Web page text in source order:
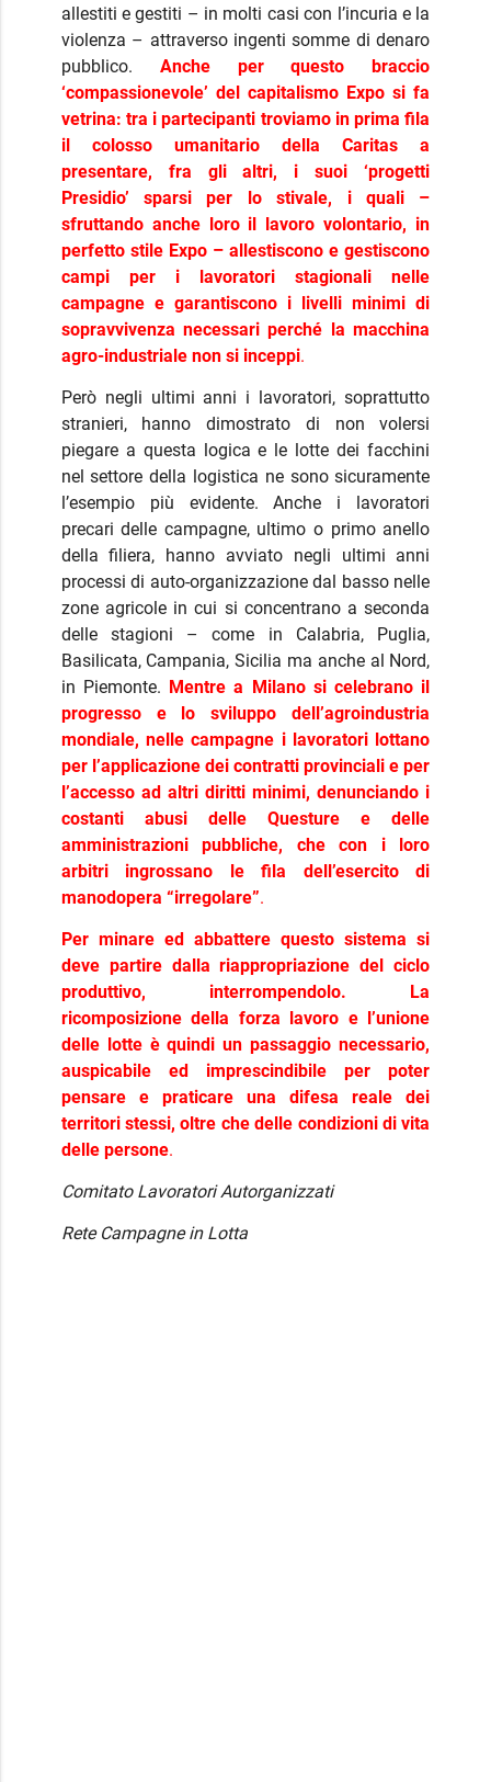
allestiti e gestiti – in molti casi con l’incuria e la
violenza – attraverso ingenti somme di denaro
pubblico. Anche per questo braccio
‘compassionevole’ del capitalismo Expo si fa
vetrina: tra i partecipanti troviamo in prima fila
il colosso umanitario della Caritas a
presentare, fra gli altri, i suoi ‘progetti
Presidio’ sparsi per lo stivale, i quali –
sfruttando anche loro il lavoro volontario, in
perfetto stile Expo – allestiscono e gestiscono
campi per i lavoratori stagionali nelle
campagne e garantiscono i livelli minimi di
sopravvivenza necessari perché la macchina
agro-industriale non si inceppi.
Però negli ultimi anni i lavoratori, soprattutto
stranieri, hanno dimostrato di non volersi
piegare a questa logica e le lotte dei facchini
nel settore della logistica ne sono sicuramente
l’esempio più evidente. Anche i lavoratori
precari delle campagne, ultimo o primo anello
della filiera, hanno avviato negli ultimi anni
processi di auto-organizzazione dal basso nelle
zone agricole in cui si concentrano a seconda
delle stagioni – come in Calabria, Puglia,
Basilicata, Campania, Sicilia ma anche al Nord,
in Piemonte. Mentre a Milano si celebrano il
progresso e lo sviluppo dell’agroindustria
mondiale, nelle campagne i lavoratori lottano
per l’applicazione dei contratti provinciali e per
l’accesso ad altri diritti minimi, denunciando i
costanti abusi delle Questure e delle
amministrazioni pubbliche, che con i loro
arbitri ingrossano le fila dell’esercito di
manodopera “irregolare”.
Per minare ed abbattere questo sistema si
deve partire dalla riappropriazione del ciclo
produttivo, interrompendolo. La
ricomposizione della forza lavoro e l’unione
delle lotte è quindi un passaggio necessario,
auspicabile ed imprescindibile per poter
pensare e praticare una difesa reale dei
territori stessi, oltre che delle condizioni di vita
delle persone.
Comitato Lavoratori Autorganizzati
Rete Campagne in Lotta